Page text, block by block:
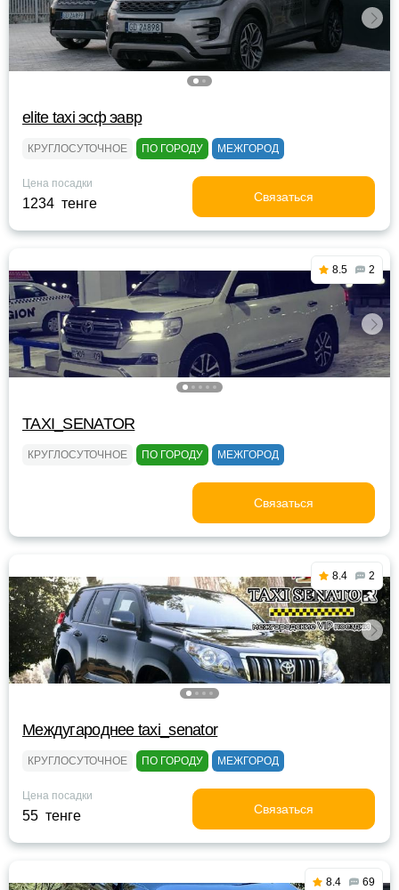
elite taxi эсф эавр
КРУГЛОСУТОЧНОЕ ПО ГОРОДУ МЕЖГОРОД
Цена посадки
1234 тенге Связаться
8.5 2
TAXI_SENATOR
КРУГЛОСУТОЧНОЕ ПО ГОРОДУ МЕЖГОРОД
Связаться
8.4 2
Междугароднее taxi_senator
КРУГЛОСУТОЧНОЕ ПО ГОРОДУ МЕЖГОРОД
Цена посадки
55 тенге Связаться
8.4 69